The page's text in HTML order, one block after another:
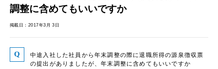
調整に含めてもいいですか
掲載日：2017年3月 3日
中途入社した社員から年末調整の際に退職所得の源泉徴収票
の提出がありましたが、年末調整に含めてもいいですか